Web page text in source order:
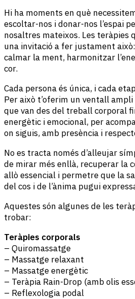
Hi ha moments en què
escoltar-nos i donar-nos l’espai
nosaltres mateixos. Les teràpies
una invitació a fer justament
calmar la ment, harmonitzar
cor.
Cada persona és única, i cada
Per això t’oferim un ventall
que van des del treball corporal
energètic i emocional, per
on siguis, amb presència i
No es tracta només d’alleujar
de mirar més enllà, recuperar la
allò essencial i permetre que la
del cos i de l’ànima pugui
Aquestes són algunes de les
trobar:
Teràpies corporals
– Quiromassatge
– Massatge relaxant
– Massatge energètic
– Teràpia Rain-Drop (amb olis
– Reflexologia podal